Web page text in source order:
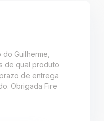
Guilherme,
de qual produto
de entrega
Obrigada Fire